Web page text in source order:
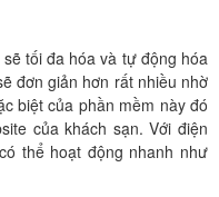
tối đa hóa và tự động hóa
đơn giản hơn rất nhiều nhờ
biệt của phần mềm này đó
của khách sạn. Với điện
thể hoạt động nhanh như